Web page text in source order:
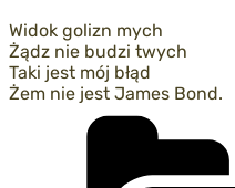
Widok golizn mych
Żądz nie budzi twych
Taki jest mój błąd
Żem nie jest James Bond.